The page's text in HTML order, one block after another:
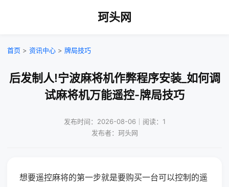
珂头网
首页 > 资讯中心 > 牌局技巧
后发制人!宁波麻将机作弊程序安装_如何调
试麻将机万能遥控-牌局技巧
发布时间：2026-08-06｜阅读：1
发布者：珂头网
想要遥控麻将的第一步就是要购买一台可以控制的遥